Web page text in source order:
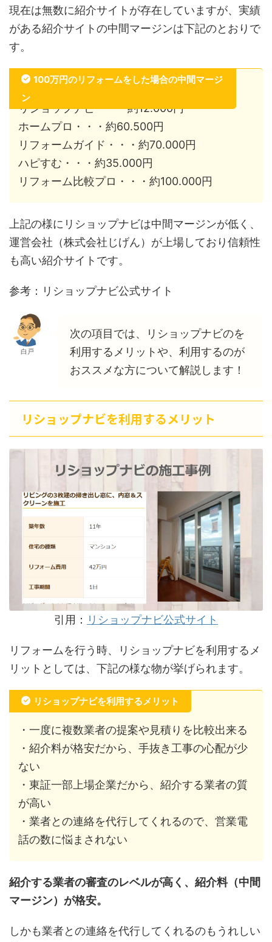
現在は無数に紹介サイトが存在していますが、実績
がある紹介サイトの中間マージンは下記のとおりで
す。
100万円のリフォームをした場合の中間マージ
ン
リショップナビ・・・約12.000円
ホームプロ・・・約60.500円
リフォームガイド・・・約70.000円
ハピすむ・・・約35.000円
リフォーム比較プロ・・・約100.000円
上記の様にリショップナビは中間マージンが低く、
運営会社（株式会社じげん）が上場しており信頼性
も高い紹介サイトです。
参考：リショップナビ公式サイト
白戸
次の項目では、リショップナビのを
利用するメリットや、利用するのが
おススメな方について解説します！
リショップナビを利用するメリット
引用： リショップナビ公式サイト
リフォームを行う時、リショップナビを利用するメ
リットとしては、下記の様な物が挙げられます。
リショップナビを利用するメリット
・一度に複数業者の提案や見積りを比較出来る
・紹介料が格安だから、手抜き工事の心配が少
ない
・東証一部上場企業だから、紹介する業者の質
が高い
・業者との連絡を代行してくれるので、営業電
話の数に悩まされない
紹介する業者の審査のレベルが高く、紹介料（中間
マージン）が格安。
しかも業者との連絡を代行してくれるのもうれしい